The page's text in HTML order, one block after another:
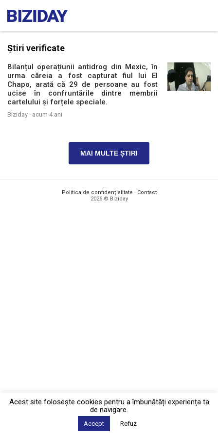
Știri verificate
Bilanțul operațiunii antidrog din Mexic, în
urma căreia a fost capturat fiul lui El
Chapo, arată că 29 de persoane au fost
ucise în confruntările dintre membrii
cartelului și forțele speciale.
Biziday · acum 4 ani
MAI MULTE ȘTIRI
Politica de confidențialitate · Contact
2026 © Biziday
Acest site foloseşte cookies pentru a îmbunătăți experiența ta
de navigare.
Accept Refuz